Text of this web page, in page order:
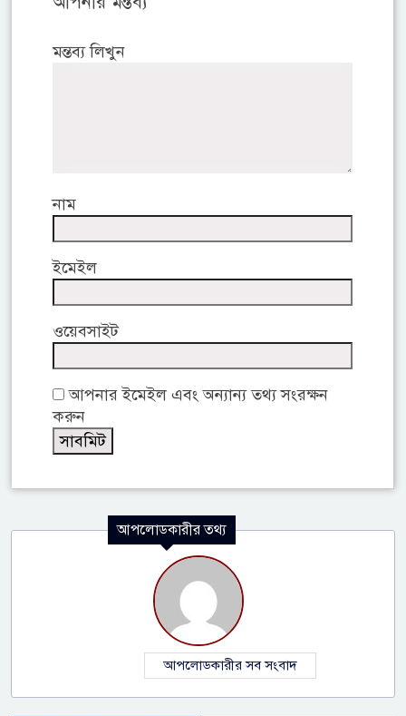
মন্তব্য লিখুন
নাম
ইমেইল
ওয়েবসাইট
আপনার ইমেইল এবং অন্যান্য তথ্য সংরক্ষন
করুন
আপলোডকারীর তথ্য
আপলোডকারীর সব সংবাদ